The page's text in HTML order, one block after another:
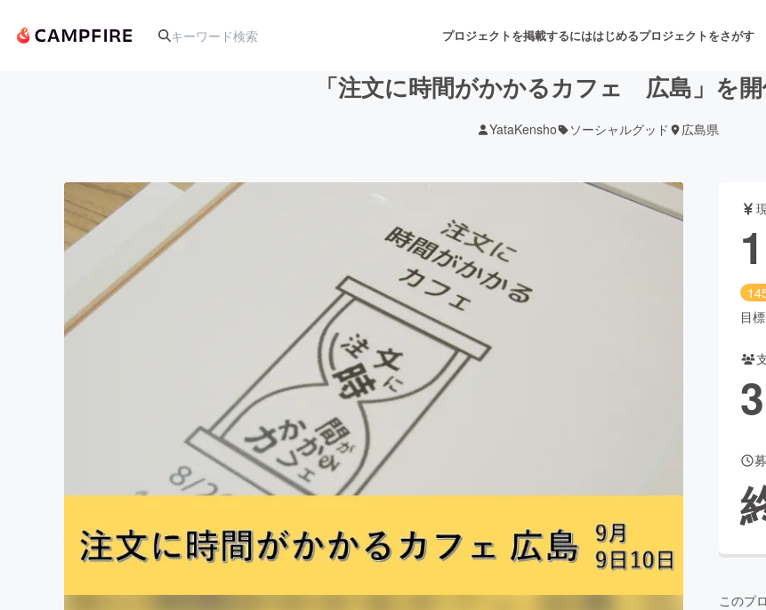
プロジェクトを掲載するにははじめるプロジェクトをさがす
アート・写真 舞台・パフォーマ
ゲーム・サービス開発
書籍・雑誌出版
チャレンジ ビューティー・ヘ
まちづくり・地域活性化
CAMPFIREふるさと納税machi-yaコミュニティ
「注文に時間がかかるカフェ 広島」を開
YataKensho ソーシャルグッド 広島県
目
このプ